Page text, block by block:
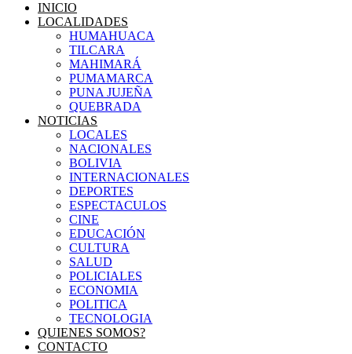
INICIO
LOCALIDADES
HUMAHUACA
TILCARA
MAHIMARÁ
PUMAMARCA
PUNA JUJEÑA
QUEBRADA
NOTICIAS
LOCALES
NACIONALES
BOLIVIA
INTERNACIONALES
DEPORTES
ESPECTACULOS
CINE
EDUCACIÓN
CULTURA
SALUD
POLICIALES
ECONOMIA
POLITICA
TECNOLOGIA
QUIENES SOMOS?
CONTACTO